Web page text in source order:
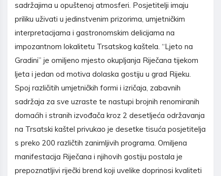
sadržajima u opuštenoj atmosferi. Posjetitelji imaju
priliku uživati u jedinstvenim prizorima, umjetničkim
interpretacijama i gastronomskim delicijama na
impozantnom lokalitetu Trsatskog kaštela. “Ljeto na
Gradini” je omiljeno mjesto okupljanja Riječana tijekom
ljeta i jedan od motiva dolaska gostiju u grad Rijeku.
Spoj različitih umjetničkih formi i izričaja, zabavnih
sadržaja za sve uzraste te nastupi brojnih renomiranih
domaćih i stranih izvođača kroz 2 desetljeća održavanja
na Trsatski kaštel privukao je desetke tisuća posjetitelja
s preko 200 različtih zanimljivih programa. Omiljena
manifestacija Riječana i njihovih gostiju postala je
prepoznatljivi riječki brend koji uvelike doprinosi kvaliteti